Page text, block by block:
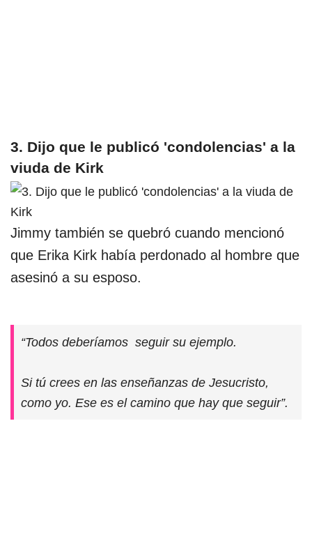
3. Dijo que le publicó 'condolencias' a la
viuda de Kirk
Jimmy también se quebró cuando mencionó
que Erika Kirk había perdonado al hombre que
asesinó a su esposo.
“Todos deberíamos seguir su ejemplo.
Si tú crees en las enseñanzas de Jesucristo,
como yo. Ese es el camino que hay que seguir”.